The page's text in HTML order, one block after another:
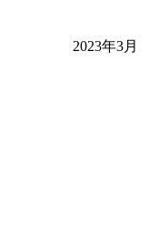
2023年3月